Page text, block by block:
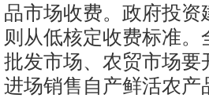
品市场收费。政府投
则从低核定收费标准
批发市场、农贸市场
进场销售自产鲜活农